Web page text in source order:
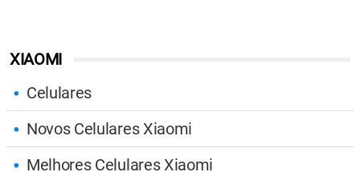
XIAOMI
Celulares
Novos Celulares Xiaomi
Melhores Celulares Xiaomi